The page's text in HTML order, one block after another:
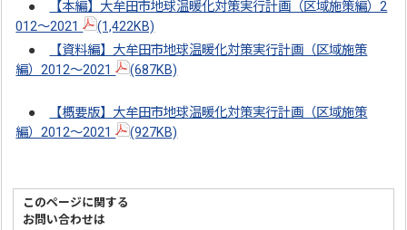
●
【本編】大牟田市地球温暖化対策実行計画（区域施策編）2
012～2021
(1,422KB)
●
【資料編】大牟田市地球温暖化対策実行計画（区域施策
編）2012～2021
(687KB)
●
【概要版】大牟田市地球温暖化対策実行計画（区域施策
編）2012～2021
(927KB)
このページに関する
お問い合わせは